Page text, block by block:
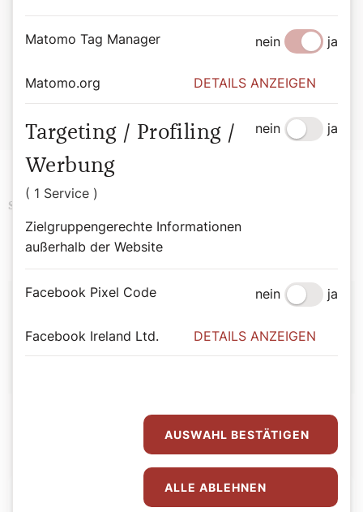
Von Bischofsstab bis Besenstiel. Mit 365 Heiligen durchs
Wiener Dom-Verlag.
ISBN: 978-3-85351-294-4
Webshop des Wiener Dom-Verlags
Schlagwörter
Autor:
Bernadette Spitzer
0:00
Matomo Tag Manager nein ja
Matomo.org DETAILS ANZEIGEN
Targeting / Profiling /
Werbung
( 1 Service )
Zielgruppengerechte Informationen
außerhalb der Website
nein ja
Facebook Pixel Code nein ja
Facebook Ireland Ltd. DETAILS ANZEIGEN
AUSWAHL BESTÄTIGEN
ALLE ABLEHNEN